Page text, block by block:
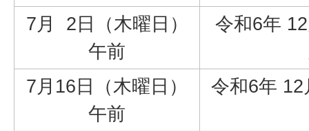
7月 2日（木曜日）
午前
令和6年
7月16日（木曜日）
午前
令和6年